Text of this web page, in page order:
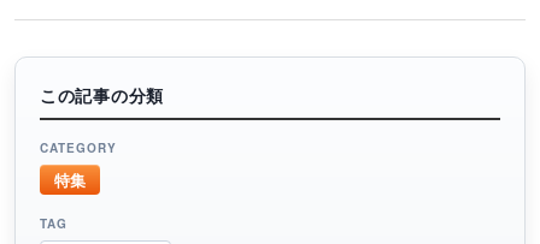
この記事の分類
CATEGORY
特集
TAG